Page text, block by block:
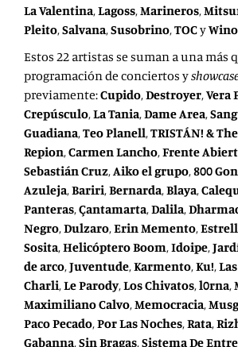
La Valentina,Lagoss,Marineros,
Pleito,Salvana,Susobrino,TOCy
Estos 22 artistas se suman a una más
programación de conciertos y
previamente:Cupido,Destroyer,Vera
Crepúsculo,La Tania,Dame Area,
Guadiana,Teo Planell,TRISTÁN! &
Repion,Carmen Lancho,Frente
Sebastián Cruz,Aiko el grupo,800
Azuleja,Bariri,Bernarda,Blaya,
Panteras,Çantamarta,Dalila,
Negro,Dulzaro,Erin Memento,
Sosita,Helicóptero Boom,Idoipe,
de arco,Juventude,Karmento,Ku!,
Charli,Le Parody,Los Chivatos,l0rna,
Maximiliano Calvo,Memocracia,
Paco Pecado,Por Las Noches,Rata,
Gabanna,Sin Bragas,Sistema De